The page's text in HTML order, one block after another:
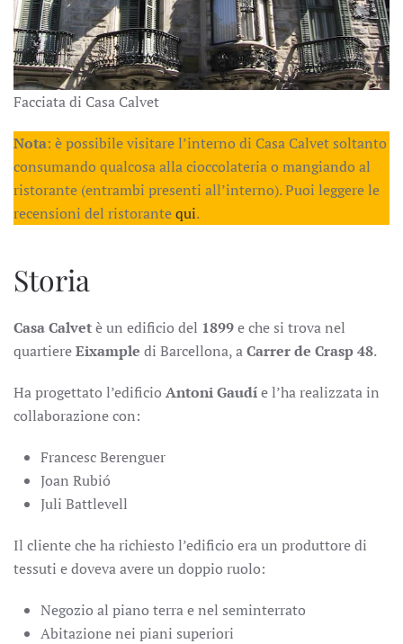
Facciata di Casa Calvet
Nota: è possibile visitare l’interno di Casa Calvet soltanto
consumando qualcosa alla cioccolateria o mangiando al
ristorante (entrambi presenti all’interno). Puoi leggere le
recensioni del ristorantequi.
Storia
Casa Calvetè un edificio del 1899e che si trova nel
quartiereEixample di Barcellona, aCarrer de Crasp 48.
Ha progettato l’edificio Antoni Gaudíe l’ha realizzata in
collaborazione con:
Francesc Berenguer
Joan Rubió
Juli Battlevell
Il cliente che ha richiesto l’edificio era un produttore di
tessuti e doveva avere un doppio ruolo:
Negozio al piano terra e nel seminterrato
Abitazione nei piani superiori